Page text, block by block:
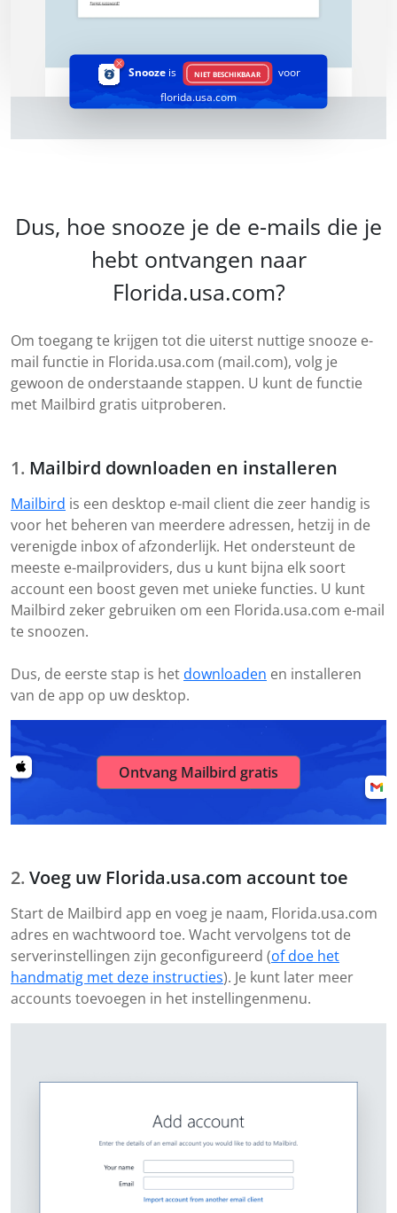
Snooze is NIET BESCHIKBAAR
voor
florida.usa.com
Dus, hoe snooze je de e-mails die je
hebt ontvangen naar
Florida.usa.com?
Om toegang te krijgen tot die uiterst nuttige snooze e-
mail functie in Florida.usa.com (mail.com), volg je
gewoon de onderstaande stappen. U kunt de functie
met Mailbird gratis uitproberen.
Mailbird downloaden en installeren
Mailbird is een desktop e-mail client die zeer handig is
voor het beheren van meerdere adressen, hetzij in de
verenigde inbox of afzonderlijk. Het ondersteunt de
meeste e-mailproviders, dus u kunt bijna elk soort
account een boost geven met unieke functies. U kunt
Mailbird zeker gebruiken om een Florida.usa.com e-mail
te snoozen.
Dus, de eerste stap is het downloaden en installeren
van de app op uw desktop.
Ontvang Mailbird gratis
Voeg uw Florida.usa.com account toe
Start de Mailbird app en voeg je naam, Florida.usa.com
adres en wachtwoord toe. Wacht vervolgens tot de
serverinstellingen zijn geconfigureerd (of doe het
handmatig met deze instructies). Je kunt later meer
accounts toevoegen in het instellingenmenu.